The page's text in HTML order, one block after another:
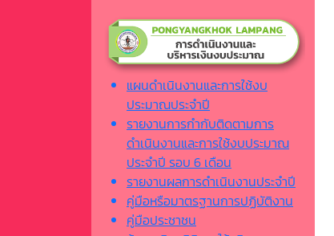
แผนดำเนินงานและการใช้งบ
ประมาณประจำปี
รายงานการกำกับติดตามการ
ดำเนินงานและการใช้งบประมาณ
ประจำปี รอบ 6 เดือน
รายงานผลการดำเนินงานประจำปี
คู่มือหรือมาตรฐานการปฏิบัติงาน
คู่มือประชาชน